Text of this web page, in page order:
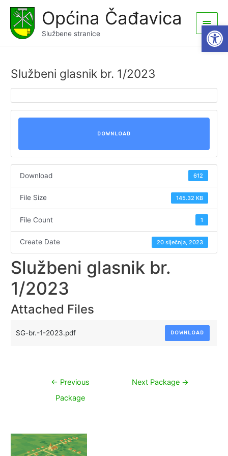
content
Općina Čađavica
Službene stranice
Main
Menu
Službeni glasnik br. 1/2023
DOWNLOAD
Download 612
File Size 145.32 KB
File Count 1
Create Date 20 siječnja, 2023
Službeni glasnik br.
1/2023
Attached Files
SG-br.-1-2023.pdf DOWNLOAD
Navigacija
← Previous
Package
Next Package →